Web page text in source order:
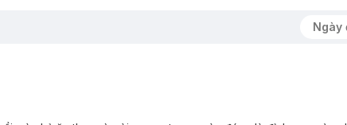
các tế bào biểu bì mới, kích thích sản sinh collagen.
Ngày